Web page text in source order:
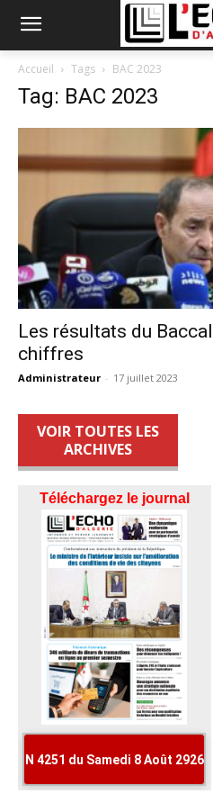
Accueil Tags BAC 2023
Tag: BAC 2023
Les résultats du
chiffres
Administrateur - 17 juillet 2023
VOIR TOUTES LES
ARCHIVES